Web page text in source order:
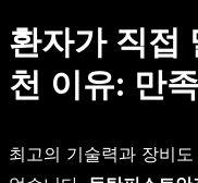
환자가 직접
천 이유: 만
최고의 기술력과 장비